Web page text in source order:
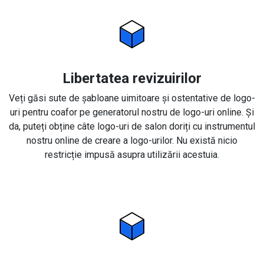
Libertatea revizuirilor
Veți găsi sute de șabloane uimitoare și ostentative de logo-
uri pentru coafor pe generatorul nostru de logo-uri online. Și
da, puteți obține câte logo-uri de salon doriți cu instrumentul
nostru online de creare a logo-urilor. Nu există nicio
restricție impusă asupra utilizării acestuia.